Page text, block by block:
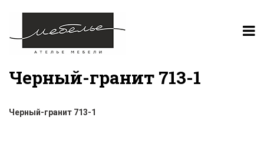
Черный-гранит 713-1
Черный-гранит 713-1